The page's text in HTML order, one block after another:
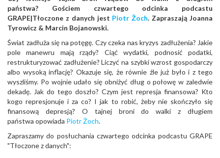
państwa? Gościem czwartego odcinka podcastu
GRAPE|Tłoczone z danych jest Piotr Żoch. Zapraszają Joanna
Tyrowicz & Marcin Bojanowski.
Świat zadłuża się na potęgę. Czy czeka nas kryzys zadłużenia? Jakie
pole manewru mają rządy? Ciąć wydatki, podnosić podatki,
restrukturyzować zadłużenie? Liczyć na szybki wzrost gospodarczy
albo wysoką inflację? Okazuje się, że równie źle już było i z tego
wyszliśmy. Po wojnie udało się obniżyć dług o połowę w zaledwie
dekadę. Jak do tego doszło? Czym jest represja finansowa? Kto
kogo represjonuje i za co? I jak to robić, żeby nie skończyło się
finansową depresją? O tajnej broni do walki z długiem
państwa opowiada Piotr Żoch.
Zapraszamy do posłuchania czwartego odcinka podcastu GRAPE
"Tłoczone z danych":